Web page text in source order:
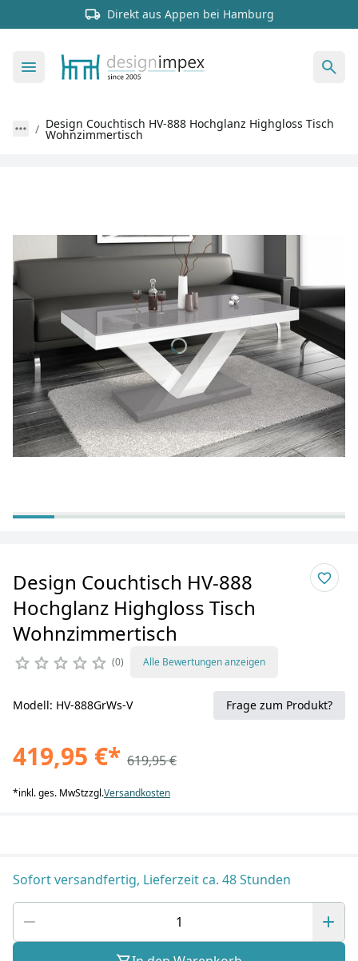
Direkt aus Appen bei Hamburg
Design Couchtisch HV-888 Hochglanz Highgloss Tisch
Wohnzimmertisch
Design Couchtisch HV-888
Hochglanz Highgloss Tisch
Wohnzimmertisch
0 Alle Bewertungen anzeigen
Modell: HV-888GrWs-V Frage zum Produkt?
419,95 €* 619,95 €
*inkl. ges. MwStzzgl.Versandkosten
Sofort versandfertig, Lieferzeit ca. 48 Stunden